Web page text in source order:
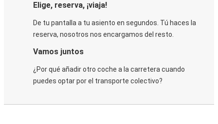
Elige, reserva, ¡viaja!
De tu pantalla a tu asiento en segundos. Tú haces la
reserva, nosotros nos encargamos del resto.
Vamos juntos
¿Por qué añadir otro coche a la carretera cuando
puedes optar por el transporte colectivo?